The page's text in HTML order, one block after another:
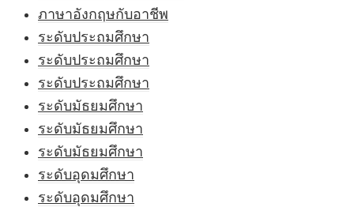
ภาษาอังกฤษกับอาชีพ
ระดับประถมศึกษา
ระดับประถมศึกษา
ระดับประถมศึกษา
ระดับมัธยมศึกษา
ระดับมัธยมศึกษา
ระดับมัธยมศึกษา
ระดับอุดมศึกษา
ระดับอุดมศึกษา